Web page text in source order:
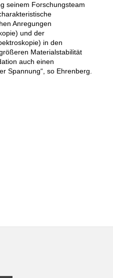
seinem Forschungsteam
Anregungen
und der
in den
Materialstabilität
auch einen
Spannung“, so Ehrenberg.